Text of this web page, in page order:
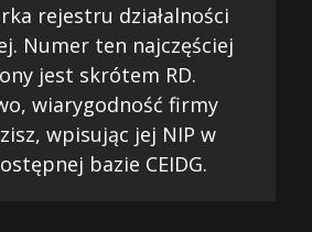
rejestru działalności
Numer ten najczęściej
jest skrótem RD.
wiarygodność firmy
wpisując jej NIP w
bazie CEIDG.